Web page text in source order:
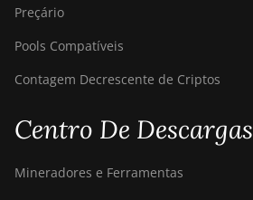
Preçário
Pools Compatíveis
Contagem Decrescente de Criptos
Centro De Descargas
Mineradores e Ferramentas